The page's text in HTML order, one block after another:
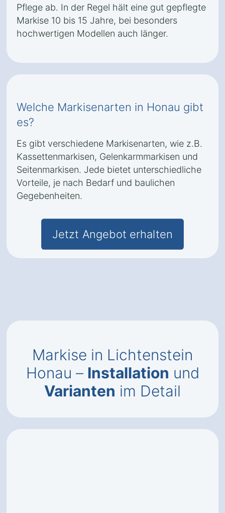
Pflege ab. In der Regel hält eine gut gepflegte
Markise 10 bis 15 Jahre, bei besonders
hochwertigen Modellen auch länger.
Welche Markisenarten in Honau gibt
es?
Es gibt verschiedene Markisenarten, wie z.B.
Kassettenmarkisen, Gelenkarmmarkisen und
Seitenmarkisen. Jede bietet unterschiedliche
Vorteile, je nach Bedarf und baulichen
Gegebenheiten.
Jetzt Angebot erhalten
Markise in Lichtenstein
Honau – Installation und
Varianten im Detail